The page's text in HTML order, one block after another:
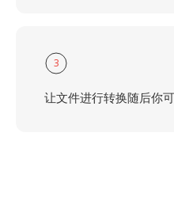
3
让文件进行转换随后你